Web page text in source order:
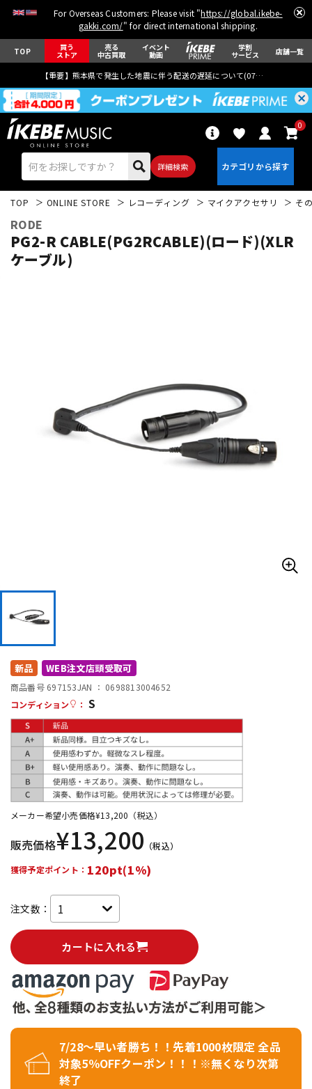
For Overseas Customers: Please visit "https://global.ikebe-
gakki.com/" for direct international shipping.
TOP 買う
ストア
売る
中古買取
イベント
動画
学割
サービス 店舗一覧
【重要】熊本県で発生した地震に伴う配送の遅延について(07月29日
詳細検索
0
パーカッション
キーボード 電子ピアノ
配信/ライブ機器
中古 ヴィンテージ
TOP ONLINE STORE レコーディング マイクアクセサリ そ
RODE
PG2-R CABLE(PG2RCABLE)(ロード)(XLR
ケーブル)
新品 WEB注文店頭受取可
商品番号 697153JAN ： 0698813004652
コンディション
： S
メーカー希望小売価格¥13,200 （税込）
販売価格¥13,200 （税込）
獲得予定ポイント： 120pt(1%)
注文数：
カートに入れる
7/28～早い者勝ち！！先着1000枚限定 全品
対象5％OFFクーポン！！！※無くなり次第
終了